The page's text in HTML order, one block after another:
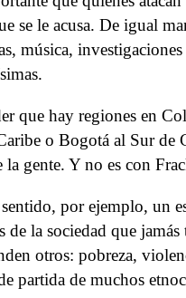
se le acusa. De igual
música,
que hay regiones en
o Bogotá al Sur de
la gente. Y no es con
sentido, por ejemplo, un
de la sociedad que
otros: pobreza,
partida de muchos